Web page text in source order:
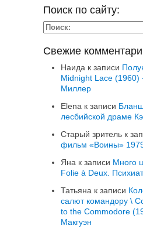
Поиск по сайту:
Свежие
Наида к записи
Midnight Lace (1960)
Миллер
Elena к записи
лесбийской драме
Старый зритель к
фильм «Воины»
Яна к записи Много
Folie à Deux.
Татьяна к записи
салют командору \
to the Commodore
Макгуэн